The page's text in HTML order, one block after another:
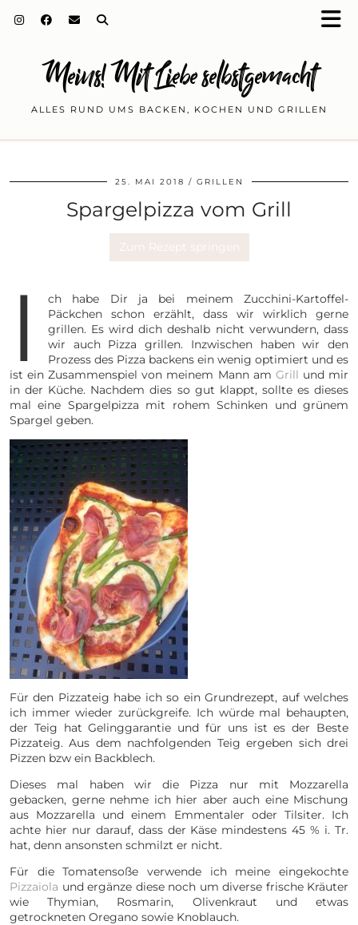
Meins! Mit Liebe selbstgemacht
ALLES RUND UMS BACKEN, KOCHEN UND GRILLEN
25. MAI 2018 GRILLEN
Spargelpizza vom Grill
Zum Rezept springen
I
ch habe Dir ja bei meinem Zucchini-Kartoffel-
Päckchen schon erzählt, dass wir wirklich gerne
grillen. Es wird dich deshalb nicht verwundern, dass
wir auch Pizza grillen. Inzwischen haben wir den
Prozess des Pizza backens ein wenig optimiert und es
ist ein Zusammenspiel von meinem Mann am Grill und mir
in der Küche. Nachdem dies so gut klappt, sollte es dieses
mal eine Spargelpizza mit rohem Schinken und grünem
Spargel geben.
Für den Pizzateig habe ich so ein Grundrezept, auf welches
ich immer wieder zurückgreife. Ich würde mal behaupten,
der Teig hat Gelinggarantie und für uns ist es der Beste
Pizzateig. Aus dem nachfolgenden Teig ergeben sich drei
Pizzen bzw ein Backblech.
Dieses mal haben wir die Pizza nur mit Mozzarella
gebacken, gerne nehme ich hier aber auch eine Mischung
aus Mozzarella und einem Emmentaler oder Tilsiter. Ich
achte hier nur darauf, dass der Käse mindestens 45 % i. Tr.
hat, denn ansonsten schmilzt er nicht.
Für die Tomatensoße verwende ich meine eingekochte
Pizzaiola und ergänze diese noch um diverse frische Kräuter
wie Thymian, Rosmarin, Olivenkraut und etwas
getrockneten Oregano sowie Knoblauch.